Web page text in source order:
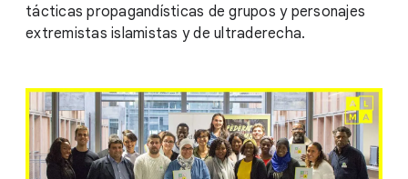
tácticas propagandísticas de grupos y personajes
extremistas islamistas y de ultraderecha.